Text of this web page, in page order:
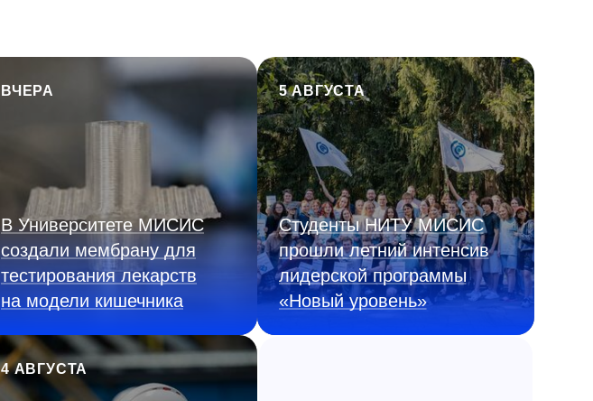
ВЧЕРА
В Университете МИСИС
создали мембрану для
тестирования лекарств
на модели кишечника
5 АВГУСТА
Студенты НИТУ МИСИС
прошли летний интенсив
лидерской программы
«Новый уровень»
4 АВГУСТА